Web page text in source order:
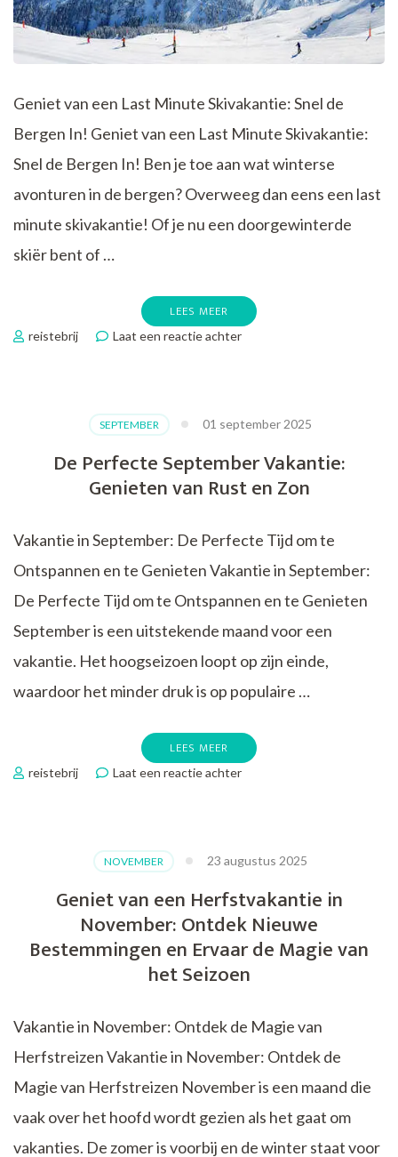
Geniet van een Last Minute Skivakantie: Snel de
Bergen In! Geniet van een Last Minute Skivakantie:
Snel de Bergen In! Ben je toe aan wat winterse
avonturen in de bergen? Overweeg dan eens een last
minute skivakantie! Of je nu een doorgewinterde
skiër bent of …
LEES MEER
reistebrij Laat een reactie achterop
een
Minute
Skivakantie
Belgische
SEPTEMBER 01 september 2025
De Perfecte September Vakantie:
Genieten van Rust en Zon
Vakantie in September: De Perfecte Tijd om te
Ontspannen en te Genieten Vakantie in September:
De Perfecte Tijd om te Ontspannen en te Genieten
September is een uitstekende maand voor een
vakantie. Het hoogseizoen loopt op zijn einde,
waardoor het minder druk is op populaire …
LEES MEER
reistebrij Laat een reactie achterop
Genieten
Rust
en
Zon
NOVEMBER 23 augustus 2025
Geniet van een Herfstvakantie in
November: Ontdek Nieuwe
Bestemmingen en Ervaar de Magie van
het Seizoen
Vakantie in November: Ontdek de Magie van
Herfstreizen Vakantie in November: Ontdek de
Magie van Herfstreizen November is een maand die
vaak over het hoofd wordt gezien als het gaat om
vakanties. De zomer is voorbij en de winter staat voor